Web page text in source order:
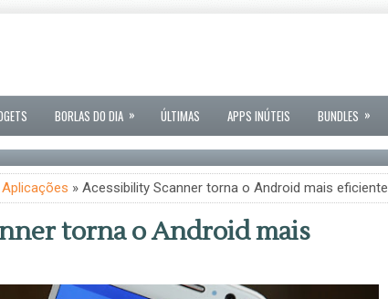
BORLAS DO DIA » ÚLTIMAS APPS INÚTEIS BUNDLES »
Aplicações » Acessibility Scanner torna o Android mais eficiente
torna o Android mais